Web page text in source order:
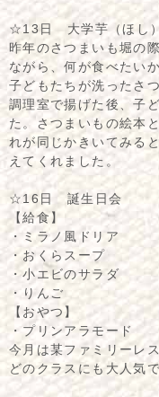
☆13日 大学芋（ほし）
昨年のさつまいも堀の
ながら、何が食べたい
子どもたちが洗ったさ
調理室で揚げた後、子
た。さつまいもの絵本
れが同じかきいてみる
えてくれました。
☆16日 誕生日会
【給食】
・ミラノ風ドリア
・おくらスープ
・小エビのサラダ
・りんご
【おやつ】
・プリンアラモード
今月は某ファミリーレ
どのクラスにも大人気